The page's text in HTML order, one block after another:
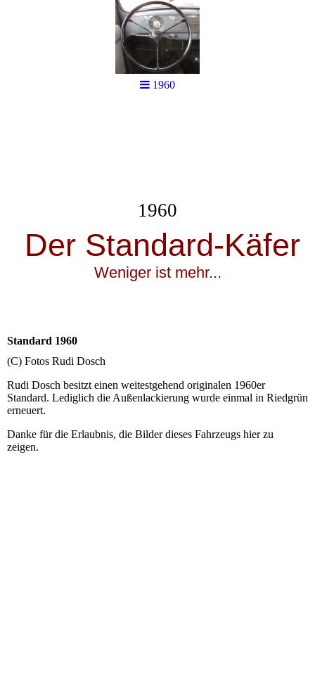
1960
Der Standard-Käfer
Weniger ist mehr...
Standard 1960
(C) Fotos Rudi Dosch
Rudi Dosch besitzt einen weitestgehend originalen 1960er
Standard. Lediglich die Außenlackierung wurde einmal in Riedgrün
erneuert.
Danke für die Erlaubnis, die Bilder dieses Fahrzeugs hier zu
zeigen.
1960